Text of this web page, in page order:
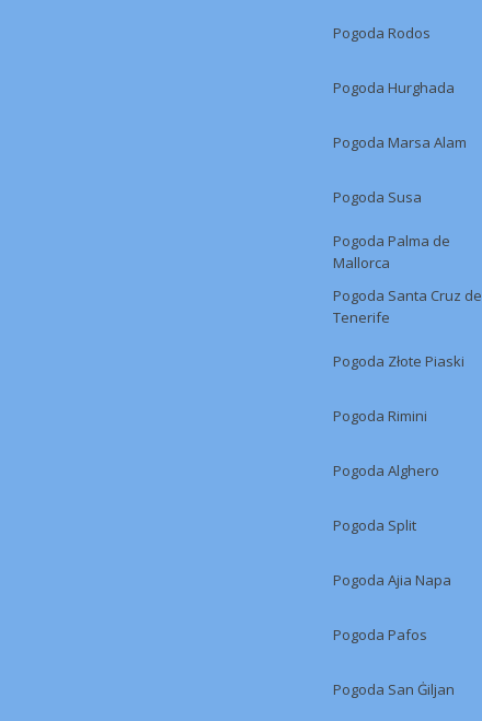
Pogoda Rodos
Pogoda Hurghada
Pogoda Marsa Alam
Pogoda Susa
Pogoda Palma de
Mallorca
Pogoda Santa Cruz de
Tenerife
Pogoda Złote Piaski
Pogoda Rimini
Pogoda Alghero
Pogoda Split
Pogoda Ajia Napa
Pogoda Pafos
Pogoda San Ġiljan